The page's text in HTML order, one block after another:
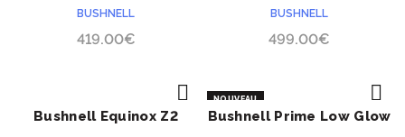
BUSHNELL
419.00€
BUSHNELL
499.00€
ACHETER
Bushnell Equinox Z2
NOUVEAU
ACHETER
Bushnell Prime Low Glow